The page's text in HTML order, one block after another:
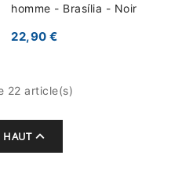
homme - Brasília - Noir
22,90 €
22 article(s)
HAUT